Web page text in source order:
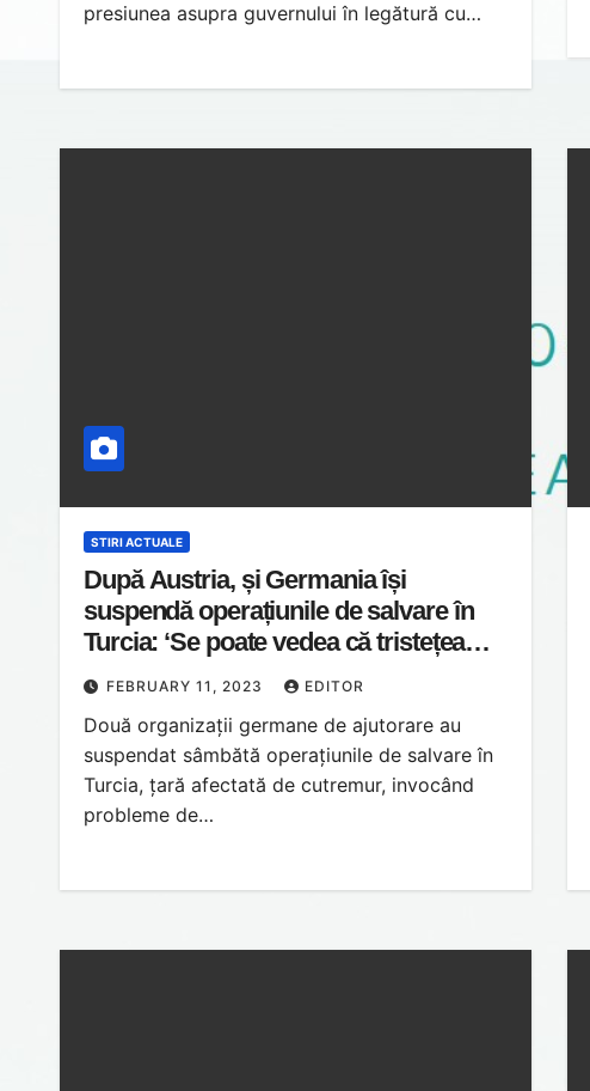
presiunea asupra guvernului în legătură cu…
STIRI ACTUALE
După Austria, și Germania își
suspendă operațiunile de salvare în
Turcia: ‘Se poate vedea că tristețea
face încet loc furiei’
FEBRUARY 11, 2023 EDITOR
Două organizații germane de ajutorare au
suspendat sâmbătă operațiunile de salvare în
Turcia, țară afectată de cutremur, invocând
probleme de…